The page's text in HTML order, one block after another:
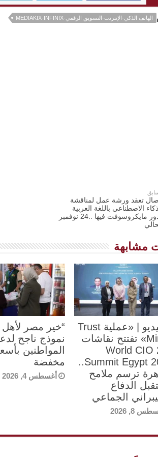
الهاتف الذكي-الإنترنت-التسويق الرقمي-MEDIAKIX-INFINIX
تعقد ورشة عمل لمناقشة
الاصطناعي باللغة العربية
ودور مايكروسوفت فيها ..24 نوفمبر
مشابهة
بالفيديو | «عملية Trust
Mirror» تفتتح نقاشات
World CIO
Summit Egypt 2026..
ترسم ملامح
الدفاع
الجماعي
8, 2026
“خير مصر
نموذج ناجح
المواطنين
مخفضة
أغسطس 4, 2026